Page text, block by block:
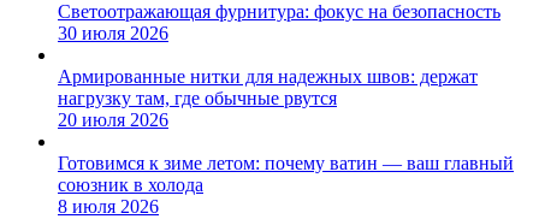
Светоотражающая фурнитура: фокус на безопасность
30 июля 2026
Армированные нитки для надежных швов: держат
нагрузку там, где обычные рвутся
20 июля 2026
Готовимся к зиме летом: почему ватин — ваш главный
союзник в холода
8 июля 2026